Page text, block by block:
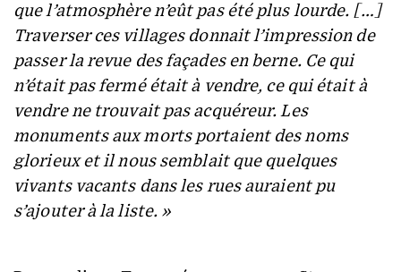
que l’atmosphère n’eût pas été plus lourde. […]
Traverser ces villages donnait l’impression de
passer la revue des façades en berne. Ce qui
n’était pas fermé était à vendre, ce qui était à
vendre ne trouvait pas acquéreur. Les
monuments aux morts portaient des noms
glorieux et il nous semblait que quelques
vivants vacants dans les rues auraient pu
s’ajouter à la liste. »